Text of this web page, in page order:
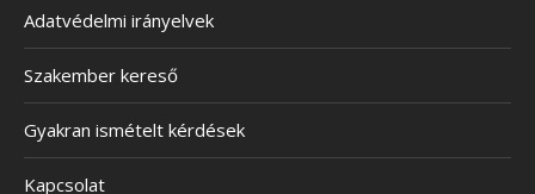
Adatvédelmi irányelvek
Szakember kereső
Gyakran ismételt kérdések
Kapcsolat